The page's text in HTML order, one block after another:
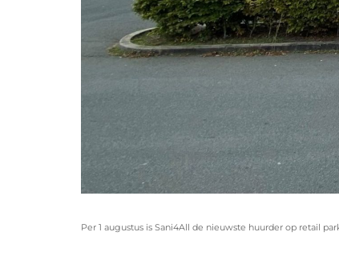
Per 1 augustus is Sani4All de nieuwste huurder op retail